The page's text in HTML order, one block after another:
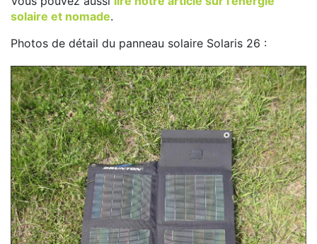
solaire et nomade.
Photos de détail du panneau solaire Solaris 26 :